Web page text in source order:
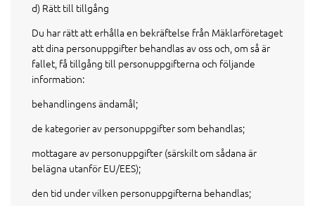
d) Rätt till tillgång
Du har rätt att erhålla en bekräftelse från Mäklarföretaget
att dina personuppgifter behandlas av oss och, om så är
fallet, få tillgång till personuppgifterna och följande
information:
behandlingens ändamål;
de kategorier av personuppgifter som behandlas;
mottagare av personuppgifter (särskilt om sådana är
belägna utanför EU/EES);
den tid under vilken personuppgifterna behandlas;